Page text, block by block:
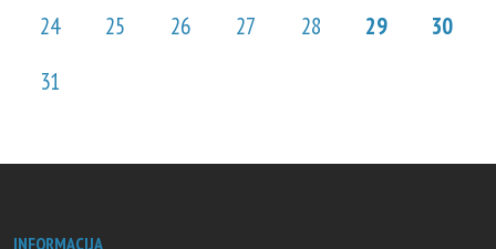
24
25 26 27 28 29
30
31
INFORMACIJA